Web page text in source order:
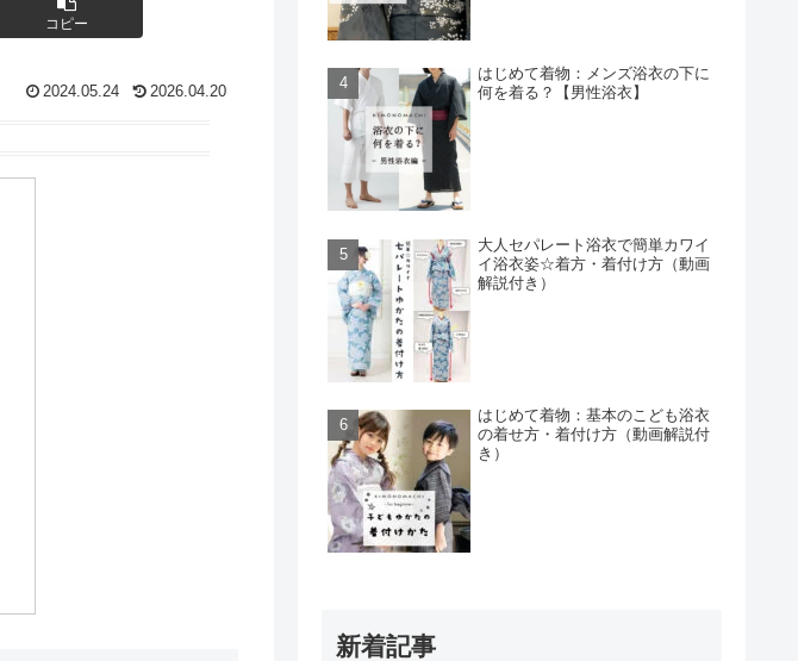
コピー
2024.05.24 2026.04.20
はじめて着物：メンズ浴衣の下に
何を着る？【男性浴衣】
大人セパレート浴衣で簡単カワイ
イ浴衣姿☆着方・着付け方（動画
解説付き）
はじめて着物：基本のこども浴衣
の着せ方・着付け方（動画解説付
き）
新着記事